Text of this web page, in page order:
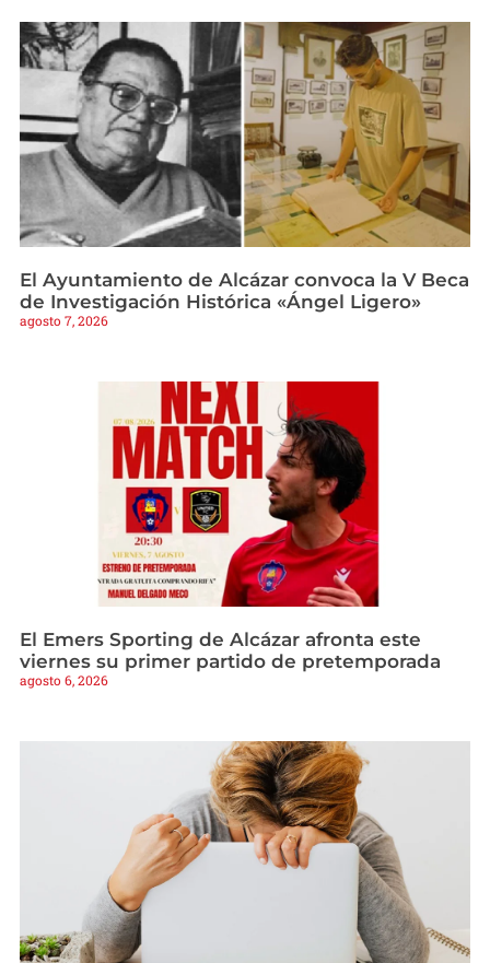
El Ayuntamiento de Alcázar convoca la V Beca
de Investigación Histórica «Ángel Ligero»
agosto 7, 2026
El Emers Sporting de Alcázar afronta este
viernes su primer partido de pretemporada
agosto 6, 2026